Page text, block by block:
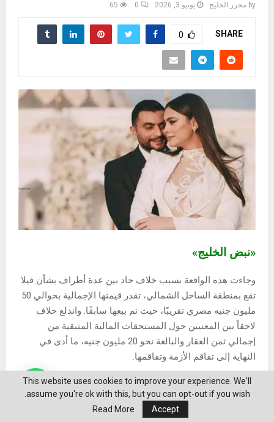
by محرر الخليج يونيو 3, 2026 0
65
SHARE
0
«نبض الخليج»
وجاءت هذه الواقعة بسبب خلاف حاد بين عدة أطراف بشأن فيلا
تقع بمنطقة الساحل الشمالي، تقدر قيمتها الإجمالية بحوالي 50
مليون جنيه مصري تقريبًا، حيث تم بيعها سابقًا. واندلع خلاف
لاحقاً بين المعنيين حول المستحقات المالية المتبقية من
إجمالي ثمن العقار والبالغة نحو 20 مليون جنيه، ما أدى في
النهاية إلى تفاقم الأزمة وتفاقمها.
وبناء على نتائج التحقيقات الأمنية الأولية، توجه عدد من
الأشخاص إلى معرض سيارات يملكه أحد أطراف النزاع ويقع في
منطقة التجمع الخامس، حيث بدأت المواجهة بنقاش حاد
This website uses cookies to improve your experience. We'll
assume you're ok with this, but you can opt-out if you wish.
Accept
Read More